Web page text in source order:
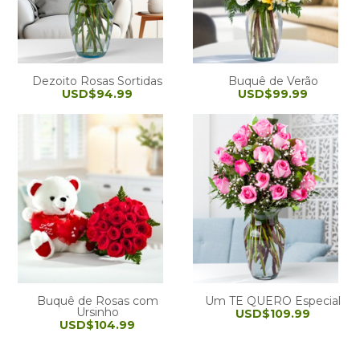
Dezoito Rosas Sortidas
USD$94.99
Buquê de Verão
USD$99.99
Buquê de Rosas com
Ursinho
USD$104.99
Um TE QUERO Especial
USD$109.99